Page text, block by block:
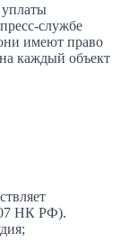
службе
имеют право
каждый объект
НК РФ).